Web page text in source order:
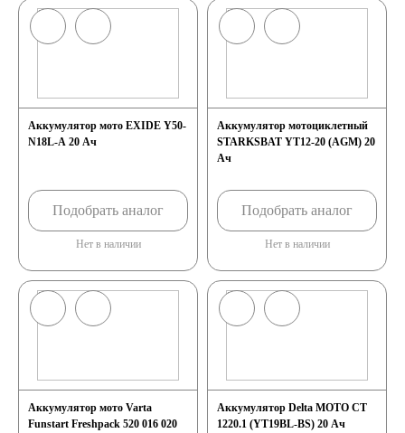
Россия
Польша Китай
Казахстан
Испания Иран
Аккумулятор мото EXIDE Y50-
N18L-A 20 Ач
Подобрать аналог
Нет в наличии
Аккумулятор мотоциклетный
STARKSBAT YT12-20 (AGM) 20
Ач
Подобрать аналог
Нет в наличии
Аккумулятор мото Varta
Funstart Freshpack 520 016 020
Аккумулятор Delta MOTO CT
1220.1 (YT19BL-BS) 20 Ач